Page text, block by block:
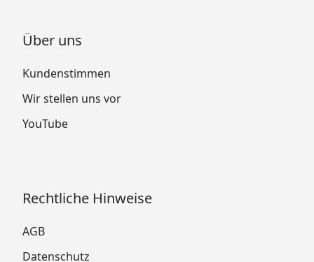
Über uns
Kundenstimmen
Wir stellen uns vor
YouTube
Rechtliche Hinweise
AGB
Datenschutz